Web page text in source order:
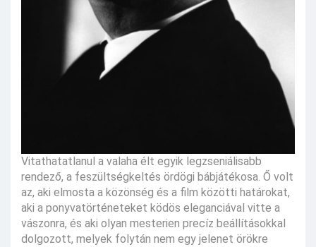
Vitathatatlanul a valaha élt egyik legzseniálisabb
rendező, a feszültségkeltés ördögi bábjátékosa. Ő volt
az, aki elmosta a közönség és a film közötti határokat,
aki a ponyvatörténeteket ködös eleganciával vitte a
vászonra, és aki olyan mesterien precíz beállításokkal
dolgozott, melyek folytán nem egy jelenet örökre